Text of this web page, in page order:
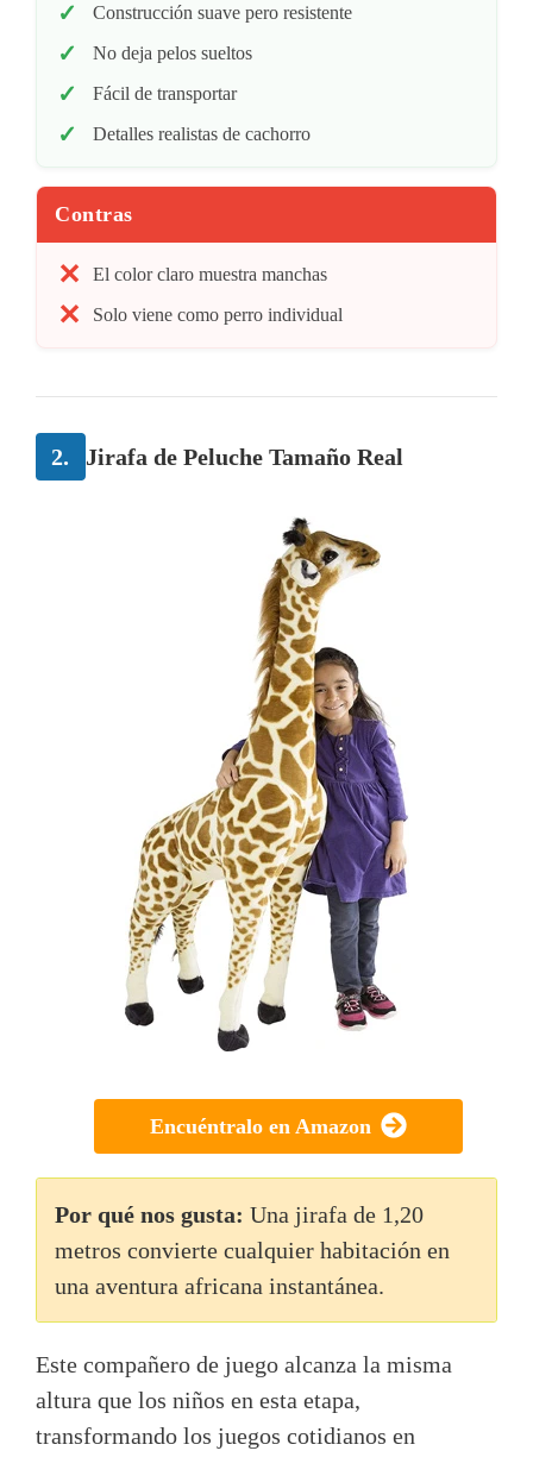
Construcción suave pero resistente
No deja pelos sueltos
Fácil de transportar
Detalles realistas de cachorro
Contras
El color claro muestra manchas
Solo viene como perro individual
2. Jirafa de Peluche Tamaño Real
Encuéntralo en Amazon
Por qué nos gusta: Una jirafa de 1,20
metros convierte cualquier habitación en
una aventura africana instantánea.
Este compañero de juego alcanza la misma
altura que los niños en esta etapa,
transformando los juegos cotidianos en